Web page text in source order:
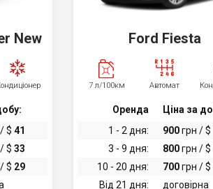
New
$ 41
$ 33
$ 29
Ford Fiesta
7 л/100км Автомат
Оренда
Ціна за
1 - 2 дня:
900грн / $
3 - 9 дня:
800грн / $
10 - 20 дня:
700грн / $
Від 21 дня:
договірна